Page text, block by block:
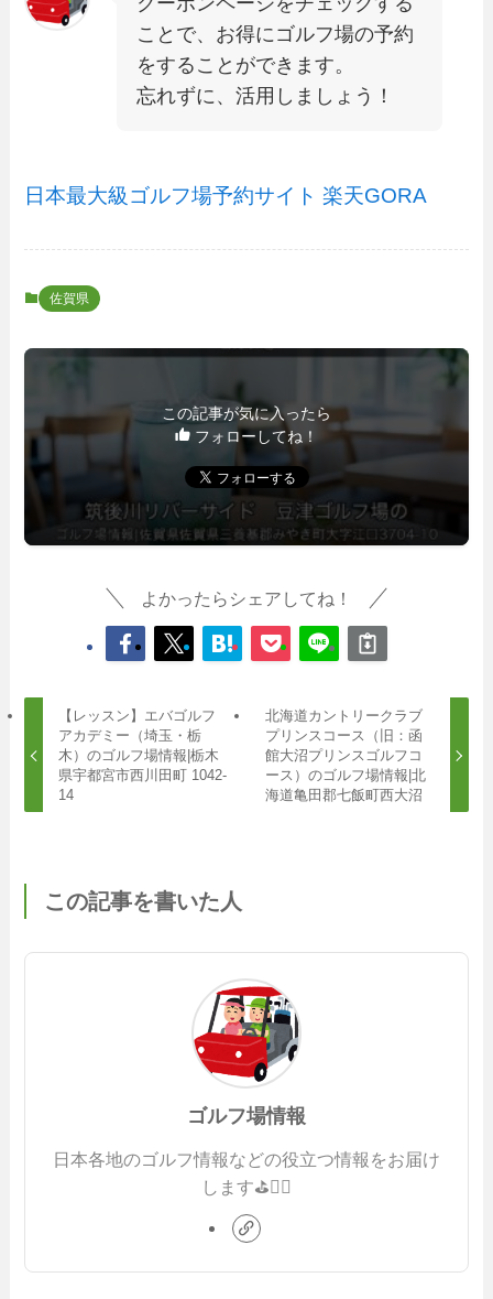
ことで、お得にゴルフ場の予約
をすることができます。
忘れずに、活用しましょう！
日本最大級ゴルフ場予約サイト 楽天GORA
佐賀県
この記事が気に入ったら
フォローしてね！
よかったらシェアしてね！
【レッスン】エバゴルフ
アカデミー（埼玉・栃
木）のゴルフ場情報|栃木
県宇都宮市西川田町 1042-
14
北海道カントリークラブ
プリンスコース（旧：函
館大沼プリンスゴルフコ
ース）のゴルフ場情報|北
海道亀田郡七飯町西大沼
この記事を書いた人
ゴルフ場情報
日本各地のゴルフ情報などの役立つ情報をお届け
します⛳️🏌️‍♂️